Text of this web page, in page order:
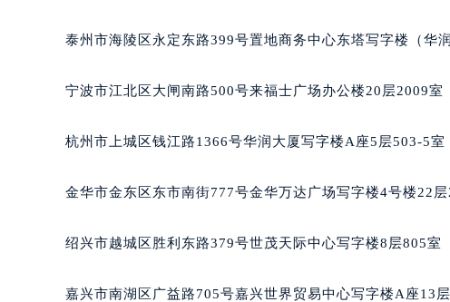
南宁市青秀区金湖路59号地王大厦12楼
泉州市丰泽区宝洲路729号浦西万达中心写
烟台市芝罘区胜利路139号万达金融中心A
贵阳市南明区都司高架桥路33号亨特国际
石家庄市长安区中山东路39号勒泰中心写
海口市龙华区金贸东路5号海口华润大厦B
泰州市海陵区永定东路399号置地商务中心东塔写字楼（华
宁波市江北区大闸南路500号来福士广场办公楼20层2009室
杭州市上城区钱江路1366号华润大厦写字楼A座5层503-5室
金华市金东区东市南街777号金华万达广场写字楼4号楼22层
绍兴市越城区胜利东路379号世茂天际中心写字楼8层805室
嘉兴市南湖区广益路705号嘉兴世界贸易中心写字楼A座13